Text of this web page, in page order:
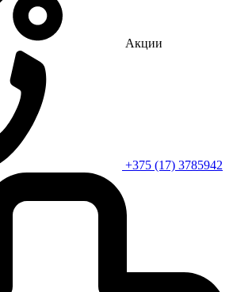
Акции
+375 (17) 3785942